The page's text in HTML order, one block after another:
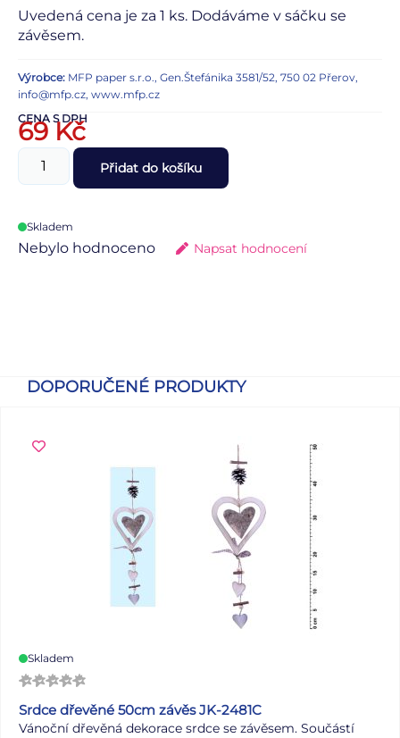
Uvedená cena je za 1 ks. Dodáváme v sáčku se
závěsem.
Výrobce: MFP paper s.r.o., Gen.Štefánika 3581/52, 750 02 Přerov,
info@mfp.cz, www.mfp.cz
CENA S DPH
69Kč
Přidat do košíku
Skladem
Nebylo hodnoceno Napsat hodnocení
DOPORUČENÉ PRODUKTY
Skladem
Srdce dřevěné 50cm závěs JK-2481C
Vánoční dřevěná dekorace srdce se závěsem. Součástí